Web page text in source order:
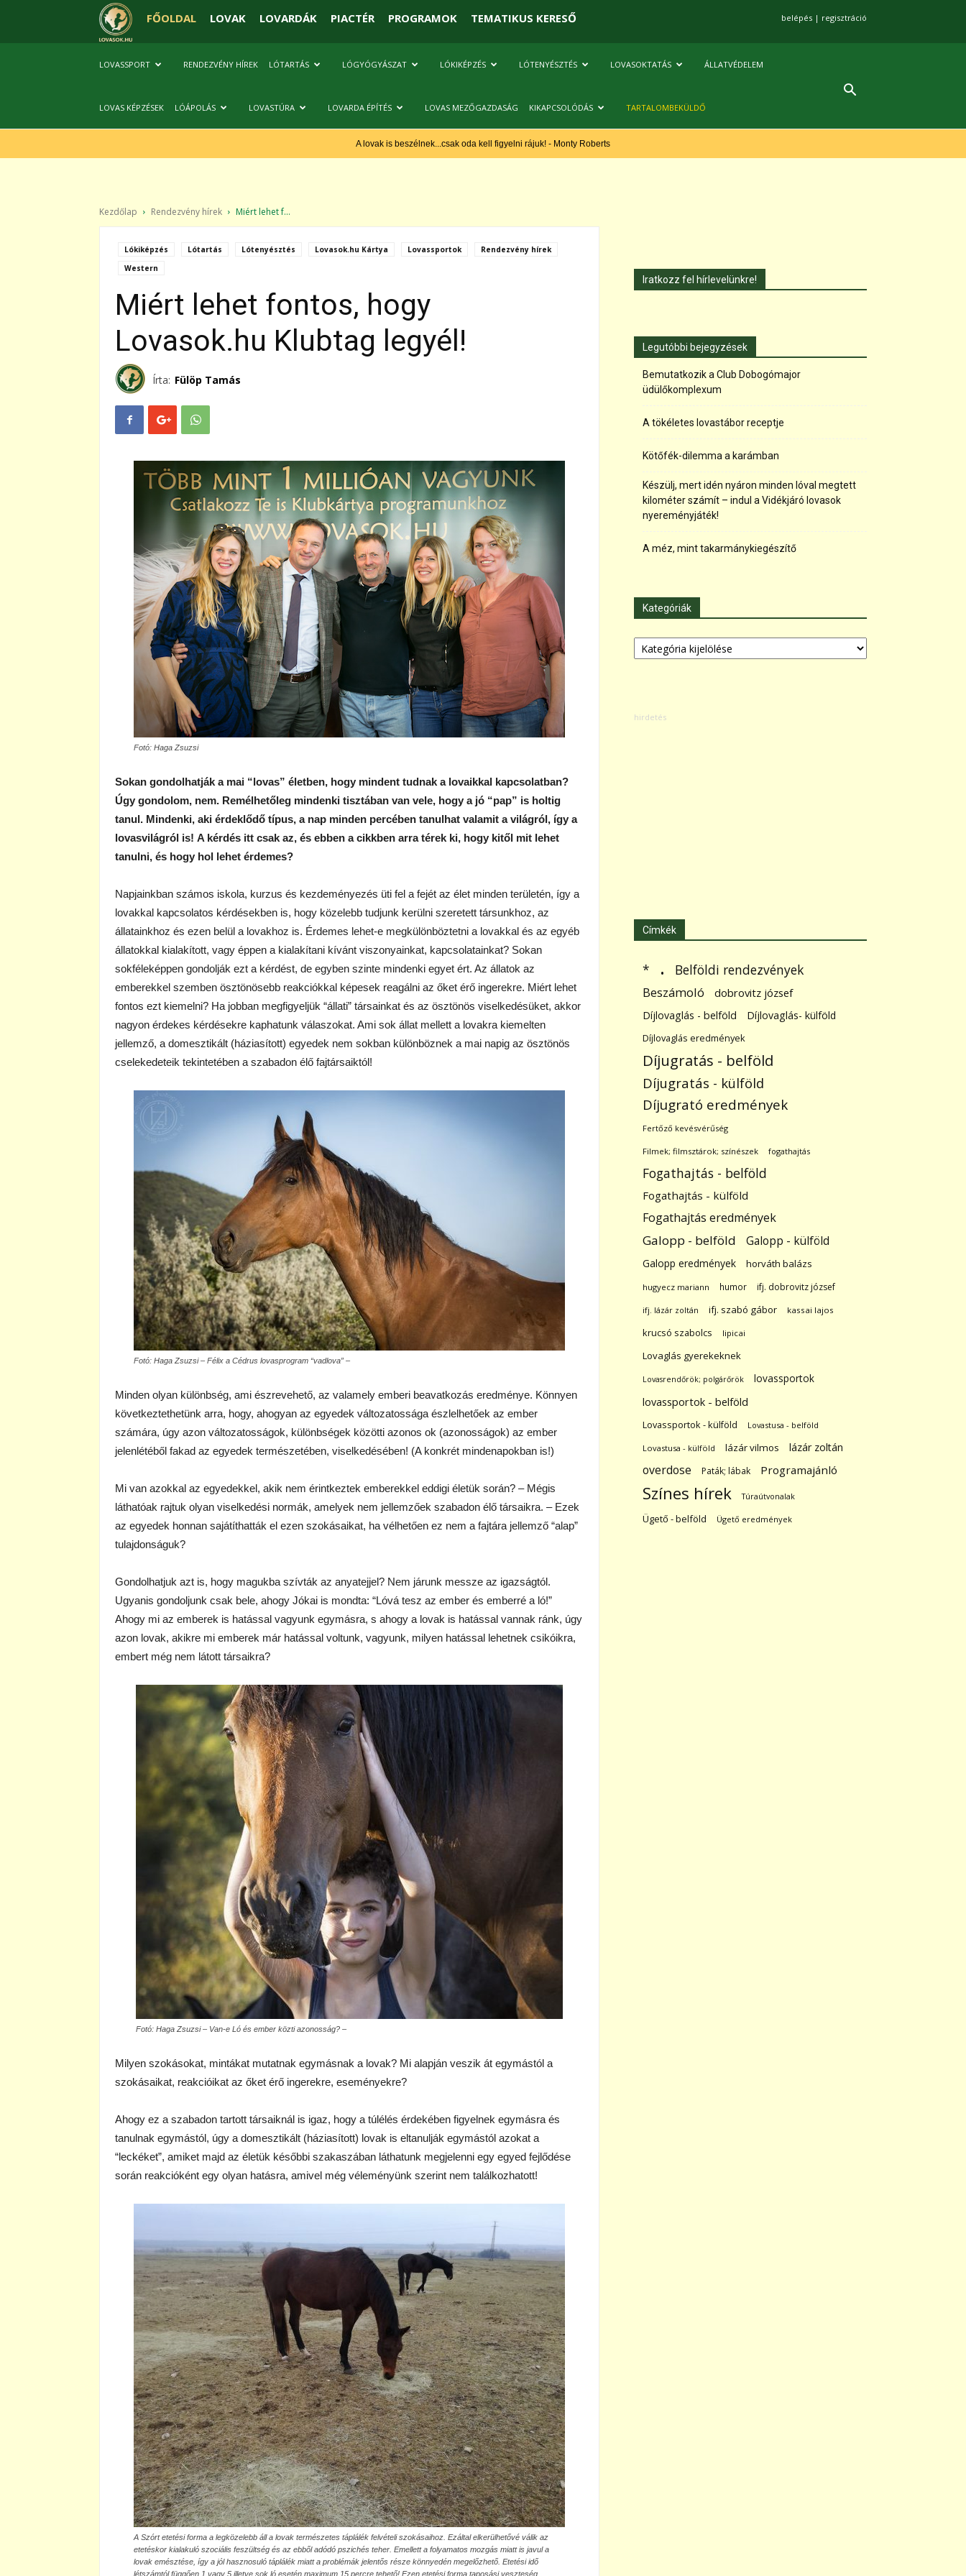
FŐOLDAL LOVAK LOVARDÁK PIACTÉR PROGRAMOK TEMATIKUS KERESŐ belépés | regisztráció
LOVASSPORT RENDEZVÉNY HÍREK LÓTARTÁS LÓGYÓGYÁSZAT LÓKIKÉPZÉS LÓTENYÉSZTÉS LOVASOKTATÁS ÁLLATVÉDELEM
LOVAS KÉPZÉSEK LÓÁPOLÁS LOVASTÚRA LOVARDA ÉPÍTÉS LOVAS MEZŐGAZDASÁG KIKAPCSOLÓDÁS TARTALOMBEKÜLDŐ
A lovak is beszélnek...csak oda kell figyelni rájuk! - Monty Roberts
Kezdőlap Rendezvény hírek Miért lehet f...
Lókiképzés Lótartás Lótenyésztés Lovasok.hu Kártya Lovassportok
Rendezvény hírek
Western
Miért lehet fontos, hogy
Lovasok.hu Klubtag legyél!
Írta: Fülöp Tamás
Fotó: Haga Zsuzsi
Sokan gondolhatják a mai “lovas” életben, hogy mindent tudnak a lovaikkal kapcsolatban?
Úgy gondolom, nem. Remélhetőleg mindenki tisztában van vele, hogy a jó “pap” is holtig
tanul. Mindenki, aki érdeklődő típus, a nap minden percében tanulhat valamit a világról, így a
lovasvilágról is! A kérdés itt csak az, és ebben a cikkben arra térek ki, hogy kitől mit lehet
tanulni, és hogy hol lehet érdemes?
Napjainkban számos iskola, kurzus és kezdeményezés üti fel a fejét az élet minden területén, így a
lovakkal kapcsolatos kérdésekben is, hogy közelebb tudjunk kerülni szeretett társunkhoz, az
állatainkhoz és ezen belül a lovakhoz is. Érdemes lehet-e megkülönböztetni a lovakkal és az egyéb
állatokkal kialakított, vagy éppen a kialakítani kívánt viszonyainkat, kapcsolatainkat? Sokan
sokféleképpen gondolják ezt a kérdést, de egyben szinte mindenki egyet ért. Az állatok az
emberekkel szemben ösztönösebb reakciókkal képesek reagálni az őket érő ingerekre. Miért lehet
fontos ezt kiemelni? Ha jobban megfigyeljük “állati” társainkat és az ösztönös viselkedésüket, akkor
nagyon érdekes kérdésekre kaphatunk válaszokat. Ami sok állat mellett a lovakra kiemelten
jellemző, a domesztikált (háziasított) egyedek nem sokban különböznek a mai napig az ösztönös
cselekedeteik tekintetében a szabadon élő fajtársaiktól!
Fotó: Haga Zsuzsi – Félix a Cédrus lovasprogram “vadlova” –
Minden olyan különbség, ami észrevehető, az valamely emberi beavatkozás eredménye. Könnyen
következtethetünk arra, hogy, ahogyan az egyedek változatossága észlelhetőek az ember
számára, úgy azon változatosságok, különbségek közötti azonos ok (azonosságok) az ember
jelenlétéből fakad az egyedek természetében, viselkedésében! (A konkrét mindenapokban is!)
Mi van azokkal az egyedekkel, akik nem érintkeztek emberekkel eddigi életük során? – Mégis
láthatóak rajtuk olyan viselkedési normák, amelyek nem jellemzőek szabadon élő társaikra. – Ezek
az egyedek honnan sajátíthatták el ezen szokásaikat, ha vélhetően ez nem a fajtára jellemző “alap”
tulajdonságuk?
Gondolhatjuk azt is, hogy magukba szívták az anyatejjel? Nem járunk messze az igazságtól.
Ugyanis gondoljunk csak bele, ahogy Jókai is mondta: “Lóvá tesz az ember és emberré a ló!”
Ahogy mi az emberek is hatással vagyunk egymásra, s ahogy a lovak is hatással vannak ránk, úgy
azon lovak, akikre mi emberek már hatással voltunk, vagyunk, milyen hatással lehetnek csikóikra,
embert még nem látott társaikra?
Fotó: Haga Zsuzsi – Van-e Ló és ember közti azonosság? –
Milyen szokásokat, mintákat mutatnak egymásnak a lovak? Mi alapján veszik át egymástól a
szokásaikat, reakcióikat az őket érő ingerekre, eseményekre?
Ahogy ez a szabadon tartott társaiknál is igaz, hogy a túlélés érdekében figyelnek egymásra és
tanulnak egymástól, úgy a domesztikált (háziasított) lovak is eltanulják egymástól azokat a
“leckéket”, amiket majd az életük későbbi szakaszában láthatunk megjelenni egy egyed fejlődése
során reakcióként egy olyan hatásra, amivel még véleményünk szerint nem találkozhatott!
A Szórt etetési forma a legközelebb áll a lovak természetes táplálék felvételi szokásaihoz. Ezáltal elkerülhetővé válik az
etetéskor kialakuló szociális feszültség és az ebből adódó pszichés teher. Emellett a folyamatos mozgás miatt is javul a
lovak emésztése, így a jól hasznosuló táplálék miatt a problémák jelentős része könnyedén megelőzhető. Etetési idő
létszámtól függően 1 vagy 5 illetve sok ló esetén maximum 15 percre tehető! Ezen etetési forma taposási veszteség
Iratkozz fel hírlevelünkre!
Legutóbbi bejegyzések
Bemutatkozik a Club Dobogómajor
üdülőkomplexum
A tökéletes lovastábor receptje
Kötőfék-dilemma a karámban
Készülj, mert idén nyáron minden lóval megtett
kilométer számít – indul a Vidékjáró lovasok
nyereményjáték!
A méz, mint takarmánykiegészítő
Kategóriák
Kategóriák
Címkék
* . Belföldi rendezvények
Beszámoló dobrovitz józsef
Díjlovaglás - belföld Díjlovaglás- külföld
Díjlovaglás eredmények
Díjugratás - belföld
Díjugratás - külföld
Díjugrató eredmények
Fertőző kevésvérűség
Filmek; filmsztárok; színészek fogathajtás
Fogathajtás - belföld
Fogathajtás - külföld
Fogathajtás eredmények
Galopp - belföld Galopp - külföld
Galopp eredmények horváth balázs
hugyecz mariann humor ifj. dobrovitz józsef
ifj. lázár zoltán ifj. szabó gábor kassai lajos
krucsó szabolcs lipicai
Lovaglás gyerekeknek
Lovasrendőrök; polgárőrök
lovassportok
lovassportok - belföld
Lovassportok - külföld Lovastusa - belföld
Lovastusa - külföld lázár vilmos lázár zoltán
overdose Paták; lábak Programajánló
Színes hírek Túraútvonalak
Ügető - belföld Ügető eredmények